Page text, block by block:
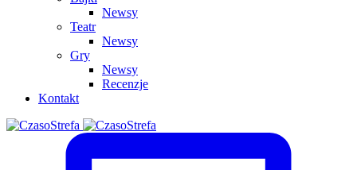
Newsy
Teatr
Newsy
Gry
Newsy
Recenzje
Kontakt